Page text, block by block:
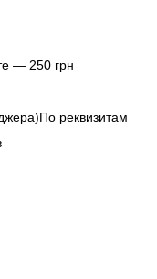
— 250 грн
реквизитам